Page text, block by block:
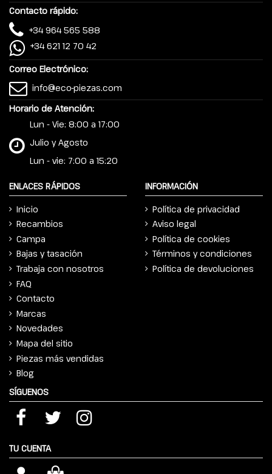
Contacto rápido:
+34 964 565 588
+34 621 12 70 42
Correo Electrónico:
info@eco-piezas.com
Horario de Atención:
Lun - Vie: 8:00 a 17:00
Julio y Agosto
Lun - vie: 7:00 a 15:20
ENLACES RÁPIDOS
Inicio
Recambios
Campa
Bajas y tasación
Trabaja con nosotros
FAQ
Contacto
Marcas
Novedades
Mapa del sitio
Piezas más vendidas
Blog
INFORMACIÓN
Política de privacidad
Aviso legal
Política de cookies
Términos y condiciones
Política de devoluciones
SÍGUENOS
TU CUENTA